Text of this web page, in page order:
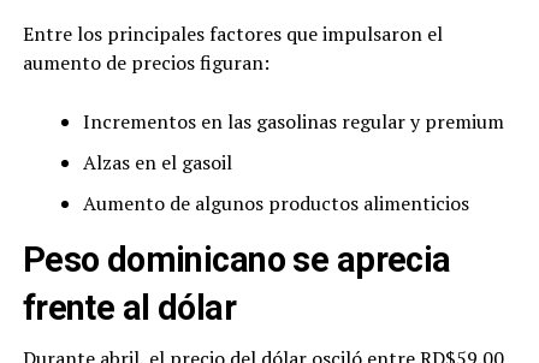
Entre los principales factores que impulsaron el
aumento de precios figuran:
Incrementos en las gasolinas regular y premium
Alzas en el gasoil
Aumento de algunos productos alimenticios
Peso dominicano se aprecia
frente al dólar
Durante abril, el precio del dólar osciló entre RD$59.00